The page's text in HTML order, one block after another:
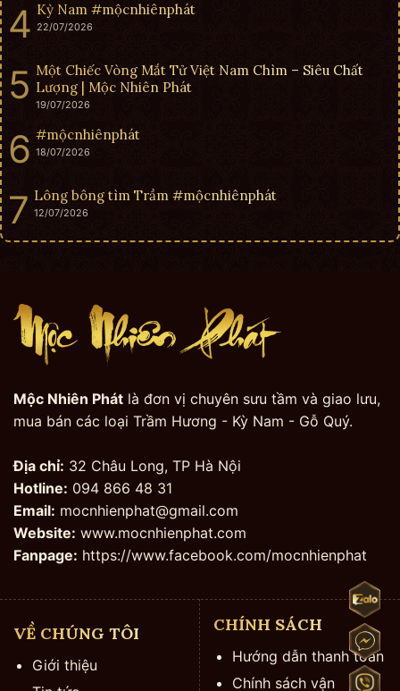
Kỳ Nam #mộcnhiênphát
22/07/2026
Một Chiếc Vòng Mắt Tử Việt Nam Chìm – Siêu Chất
Lượng | Mộc Nhiên Phát
19/07/2026
#mộcnhiênphát
18/07/2026
Lông bông tìm Trầm #mộcnhiênphát
12/07/2026
Mộc Nhiên Phát là đơn vị chuyên sưu tầm và giao lưu,
mua bán các loại Trầm Hương - Kỳ Nam - Gỗ Quý.
Địa chỉ: 32 Châu Long, TP Hà Nội
Hotline: 094 866 48 31
Email: mocnhienphat@gmail.com
Website: www.mocnhienphat.com
Fanpage: https://www.facebook.com/mocnhienphat
VỀ CHÚNG TÔI
Giới thiệu
CHÍNH SÁCH
Hướng dẫn thanh toán
Chính sách vận